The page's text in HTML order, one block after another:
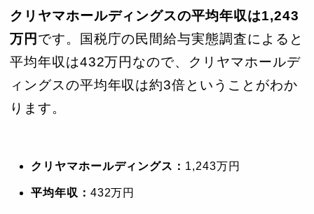
クリヤマホールディングスの平均年収は1,243
万円 です。国税庁の民間給与実態調査によると
平均年収は432万円なので、クリヤマホールデ
ィングスの平均年収は約3倍ということがわか
ります。
クリヤマホールディングス： 1,243万円
平均年収： 432万円